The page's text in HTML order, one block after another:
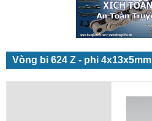
Vòng bi 624 Z - phi 4x13x5mm